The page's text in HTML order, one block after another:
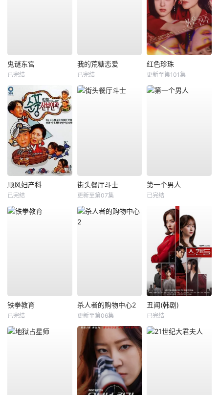
鬼谜东宫
已完结
我的荒糖恋爱
已完结
红色珍珠
更新至第101集
顺风妇产科
已完结
街头餐厅斗士
更新至第07集
第一个男人
已完结
铁拳教育
已完结
杀人者的购物中心2
更新至第06集
丑闻(韩剧)
已完结